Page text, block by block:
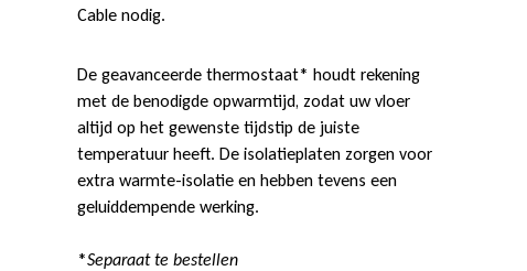
Cable nodig.
De geavanceerde thermostaat* houdt rekening
met de benodigde opwarmtijd, zodat uw vloer
altijd op het gewenste tijdstip de juiste
temperatuur heeft. De isolatieplaten zorgen voor
extra warmte-isolatie en hebben tevens een
geluiddempende werking.
*Separaat te bestellen